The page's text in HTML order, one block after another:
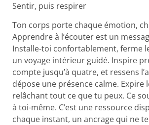
Sentir, puis respirer
Ton corps porte chaque émotion,
Apprendre à l’écouter est un
Installe-toi confortablement, ferme
un voyage intérieur guidé. Inspire
compte jusqu’à quatre, et ressens
dépose une présence calme. Expire
relâchant tout ce que tu peux. Ce
à toi-même. C’est une ressource
chaque instant, un ancrage qui ne